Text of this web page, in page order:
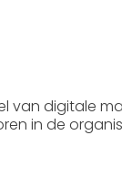
van digitale
in de